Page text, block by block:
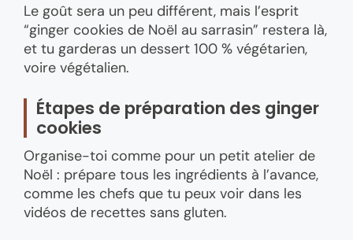
Le goût sera un peu différent, mais l’esprit
“ginger cookies de Noël au sarrasin” restera là,
et tu garderas un dessert 100 % végétarien,
voire végétalien.
Étapes de préparation des ginger
cookies
Organise-toi comme pour un petit atelier de
Noël : prépare tous les ingrédients à l’avance,
comme les chefs que tu peux voir dans les
vidéos de recettes sans gluten.